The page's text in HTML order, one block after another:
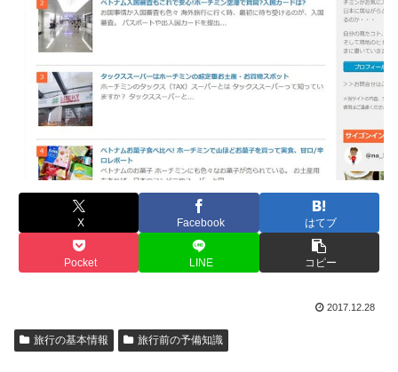
X Facebook はてブ
Pocket LINE コピー
2017.12.28
旅行の基本情報 旅行前の予備知識